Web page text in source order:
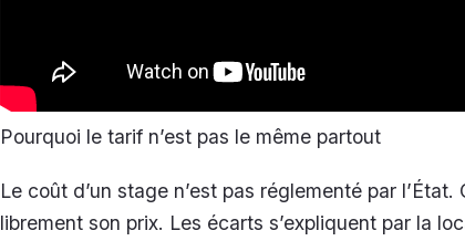
Pourquoi le tarif n’est pas le même partout
Le coût d’un stage n’est pas réglementé par
librement son prix. Les écarts s’expliquent par la